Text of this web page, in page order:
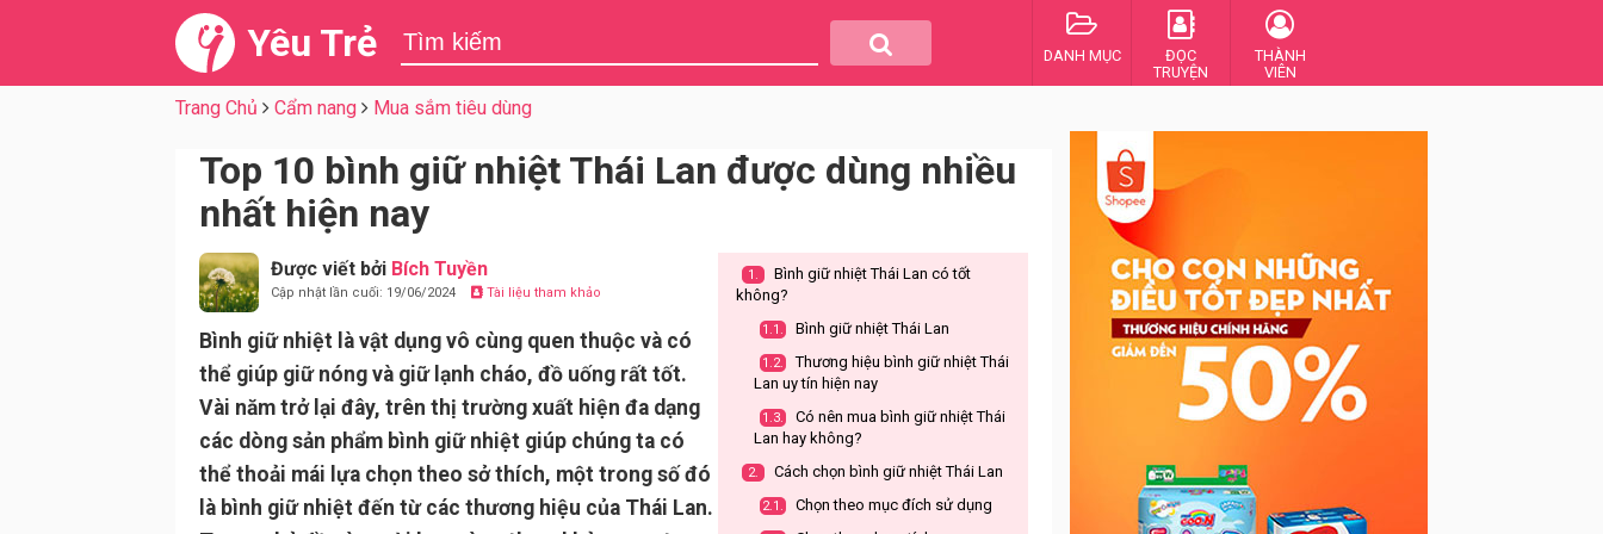
Yêu Trẻ DANH MỤC
ĐỌC
TRUYỆN
THÀNH
VIÊN
Trang Chủ Cẩm nang Mua sắm tiêu dùng
Top 10 bình giữ nhiệt Thái Lan được dùng nhiều
nhất hiện nay
Được viết bởi Bích Tuyền
Cập nhật lần cuối: 19/06/2024 Tài liệu tham khảo
Bình giữ nhiệt là vật dụng vô cùng quen thuộc và có
thể giúp giữ nóng và giữ lạnh cháo, đồ uống rất tốt.
Vài năm trở lại đây, trên thị trường xuất hiện đa dạng
các dòng sản phẩm bình giữ nhiệt giúp chúng ta có
thể thoải mái lựa chọn theo sở thích, một trong số đó
là bình giữ nhiệt đến từ các thương hiệu của Thái Lan.
1.
Bình giữ nhiệt Thái Lan có tốt
không?
1.1. Bình giữ nhiệt Thái Lan
1.2.
Thương hiệu bình giữ nhiệt Thái
Lan uy tín hiện nay
1.3.
Có nên mua bình giữ nhiệt Thái
Lan hay không?
2. Cách chọn bình giữ nhiệt Thái Lan
2.1. Chọn theo mục đích sử dụng